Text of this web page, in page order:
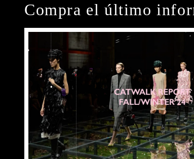
Compra el último